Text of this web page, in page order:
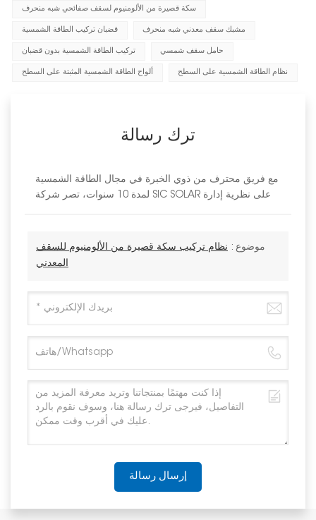
سكة قصيرة من الألومنيوم لسقف صفائحي شبه منحرف
قضبان تركيب الطاقة الشمسية مشبك سقف معدني شبه منحرف
تركيب الطاقة الشمسية بدون قضبان حامل سقف شمسي
ألواح الطاقة الشمسية المثبتة على السطح نظام الطاقة الشمسية على السطح
ترك رسالة
مع فريق محترف من ذوي الخبرة في مجال الطاقة الشمسية
لمدة 10 سنوات، تصر شركة SIC SOLAR على نظرية إدارة
موضوع : نظام تركيب سكة قصيرة من الألومنيوم للسقف
المعدني
إرسال رسالة